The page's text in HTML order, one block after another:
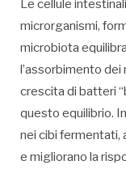
Le cellule
microrganismi,
microbiota
l’assorbimento
crescita di batteri
questo equilibrio.
nei cibi fermentati,
e migliorano la